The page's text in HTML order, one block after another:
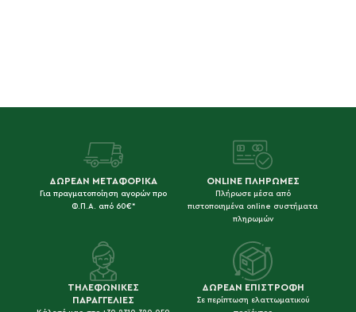
ΔΩΡΕΑΝ ΜΕΤΑΦΟΡΙΚΑ
Για πραγματοποίηση αγορών προ
Φ.Π.Α. από 60€*
ONLINE ΠΛΗΡΩΜΕΣ
Πλήρωσε μέσα από
πιστοποιημένα online συστήματα
πληρωμών
ΤΗΛΕΦΩΝΙΚΕΣ
ΠΑΡΑΓΓΕΛΙΕΣ
ΔΩΡΕΑΝ ΕΠΙΣΤΡΟΦΗ
Σε περίπτωση ελαττωματικού